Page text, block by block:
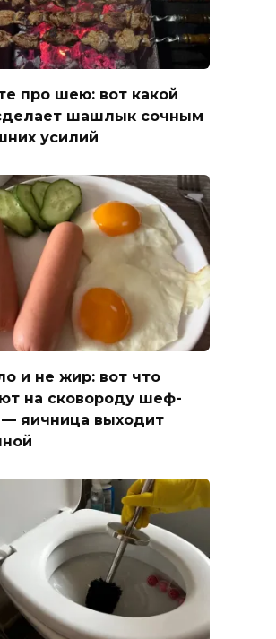
про шею: вот какой
шашлык сочным
усилий
и не жир: вот что
на сковороду шеф-
— яичница выходит